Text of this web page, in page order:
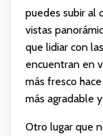
puedes subir al
vistas
que lidiar con
encuentran en
más fresco
más agradable
Otro lugar que